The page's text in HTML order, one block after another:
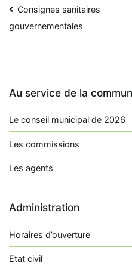
Navigation
de
Consignes sanitaires
gouvernementales
Au service de la
Le conseil municipal de 2026
Les commissions
Les agents
Administration
Horaires d’ouverture
Etat civil